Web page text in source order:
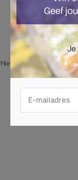
Hier is pagina 13 van 51